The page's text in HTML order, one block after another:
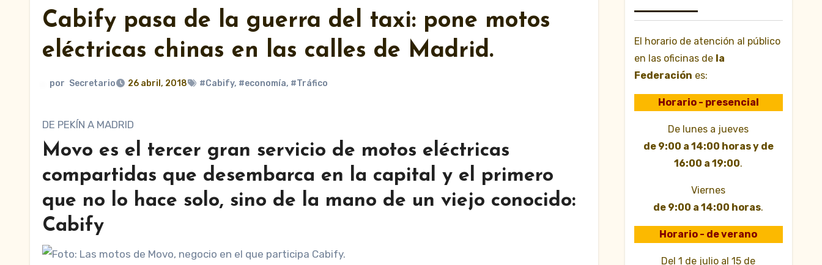
Cabify pasa de la guerra del taxi: pone motos
eléctricas chinas en las calles de Madrid.
por Secretario 26 abril, 2018 #Cabify, #economía, #Tráfico
DE PEKÍN A MADRID
Movo es el tercer gran servicio de motos eléctricas
compartidas que desembarca en la capital y el primero
que no lo hace solo, sino de la mano de un viejo conocido:
Cabify
El horario de atención al público
en las oficinas de la
Federación es:
Horario - presencial
De lunes a jueves
de 9:00 a 14:00 horas y de
16:00 a 19:00.
Viernes
de 9:00 a 14:00 horas.
Horario - de verano
Del 1 de julio al 15 de